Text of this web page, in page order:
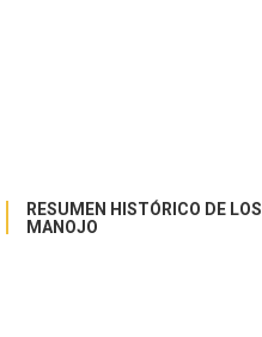
RESUMEN HISTÓRICO DE
MANOJO